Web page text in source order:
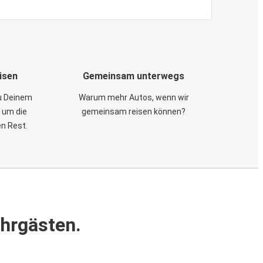
Deinem
die
Rest.
Gemeinsam unterwegs
Warum mehr Autos, wenn wir
gemeinsam reisen können?